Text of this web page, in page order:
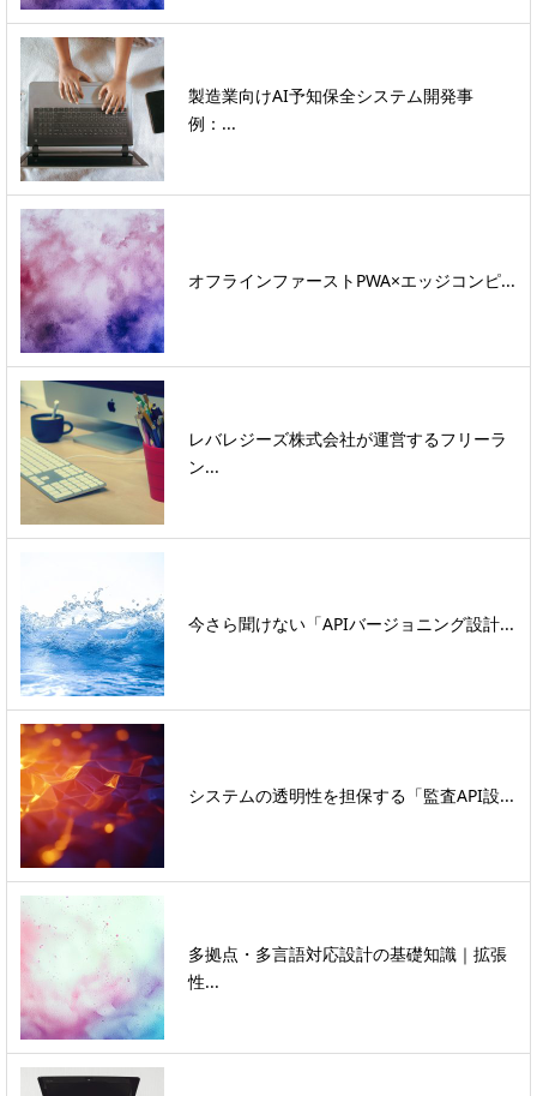
製造業向けAI予知保全システム開発事
例：...
オフラインファーストPWA×エッジコンピ...
レバレジーズ株式会社が運営するフリーラ
ン...
今さら聞けない「APIバージョニング設計...
システムの透明性を担保する「監査API設...
多拠点・多言語対応設計の基礎知識｜拡張
性...